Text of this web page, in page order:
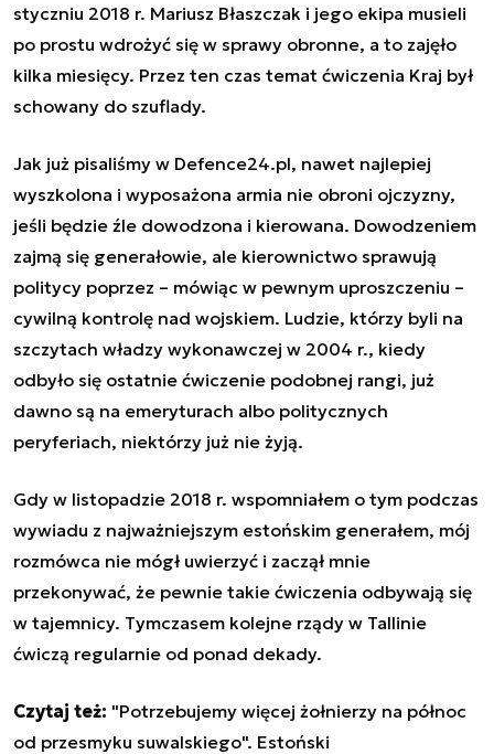
styczniu 2018 r. Mariusz Błaszczak i jego ekipa musieli
po prostu wdrożyć się w sprawy obronne, a to zajęło
kilka miesięcy. Przez ten czas temat ćwiczenia Kraj był
schowany do szuflady.
Jak już pisaliśmy w Defence24.pl, nawet najlepiej
wyszkolona i wyposażona armia nie obroni ojczyzny,
jeśli będzie źle dowodzona i kierowana. Dowodzeniem
zajmą się generałowie, ale kierownictwo sprawują
politycy poprzez – mówiąc w pewnym uproszczeniu –
cywilną kontrolę nad wojskiem. Ludzie, którzy byli na
szczytach władzy wykonawczej w 2004 r., kiedy
odbyło się ostatnie ćwiczenie podobnej rangi, już
dawno są na emeryturach albo politycznych
peryferiach, niektórzy już nie żyją.
Gdy w listopadzie 2018 r. wspomniałem o tym podczas
wywiadu z najważniejszym estońskim generałem, mój
rozmówca nie mógł uwierzyć i zaczął mnie
przekonywać, że pewnie takie ćwiczenia odbywają się
w tajemnicy. Tymczasem kolejne rządy w Tallinie
ćwiczą regularnie od ponad dekady.
Czytaj też: "Potrzebujemy więcej żołnierzy na północ
od przesmyku suwalskiego". Estoński